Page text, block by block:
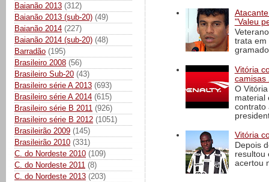
Baianão 2013 (312)
Baianão 2013 (sub-20) (49)
Baianão 2014 (227)
Baianão 2014 (sub-20) (48)
Barradão (195)
Brasileiro 2008 (56)
Brasileiro Sub-20 (43)
Brasileiro série A 2013 (693)
Brasileiro série A 2014 (615)
Brasileiro série B 2011 (926)
Brasileiro série B 2012 (1051)
Brasileirão 2009 (145)
Brasileirão 2010 (331)
C. do Nordeste 2010 (109)
C. do Nordeste 2011 (8)
C. do Nordeste 2013 (203)
"Valeu
trata em
Vitória
camisas
O
material
contrato
Vitória
Depois
resultou
acertou